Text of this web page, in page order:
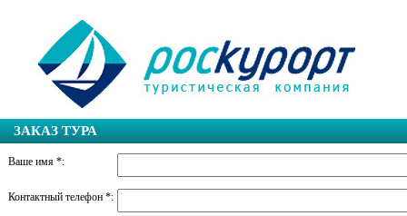
ЗАКАЗ ТУРА
Ваше имя *:
Контактный телефон *: